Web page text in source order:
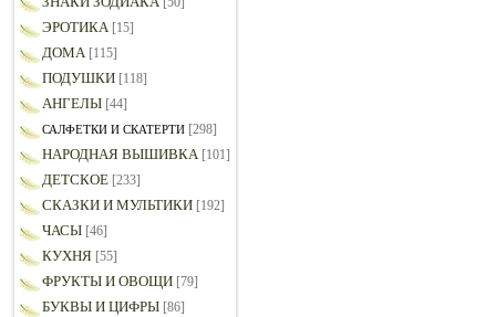
ЭРОТИКА [15]
ДОМА [115]
ПОДУШКИ [118]
АНГЕЛЫ [44]
САЛФЕТКИ И СКАТЕРТИ [298]
НАРОДНАЯ ВЫШИВКА [101]
ДЕТСКОЕ [233]
СКАЗКИ И МУЛЬТИКИ [192]
ЧАСЫ [46]
КУХНЯ [55]
ФРУКТЫ И ОВОЩИ [79]
БУКВЫ И ЦИФРЫ [86]